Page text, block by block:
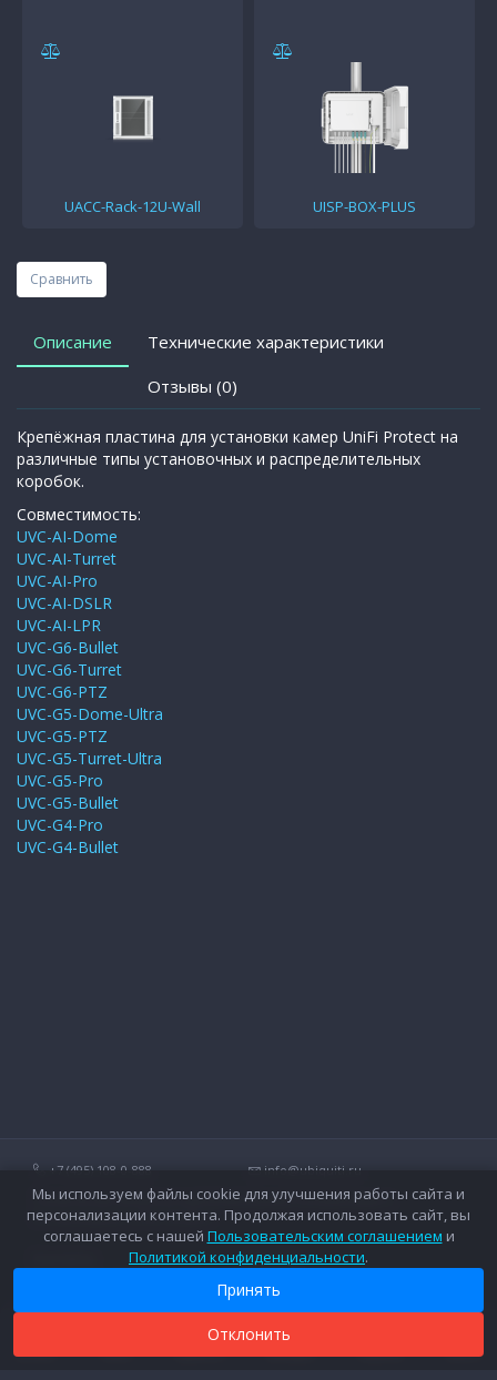
0
UACC-Rack-12U-Wall UISP-BOX-PLUS
Сравнить
Описание
Технические характеристики
Отзывы (0)
Крепёжная пластина для установки камер UniFi Protect на
различные типы установочных и распределительных
коробок.
Совместимость:
UVC-AI-Dome
UVC-AI-Turret
UVC-AI-Pro
UVC-AI-DSLR
UVC-AI-LPR
UVC-G6-Bullet
UVC-G6-Turret
UVC-G6-PTZ
UVC-G5-Dome-Ultra
UVC-G5-PTZ
UVC-G5-Turret-Ultra
UVC-G5-Pro
UVC-G5-Bullet
UVC-G4-Pro
UVC-G4-Bullet
+7 (495) 108-0-888
info@ubiquiti.ru
Технические вопросы и дополнительные консультации о
беспроводных сетях Ubiquiti.
Оплата
Мы используем файлы cookie для улучшения работы сайта и
персонализации контента. Продолжая использовать сайт, вы
соглашаетесь с нашей Пользовательским соглашением и
Политикой конфиденциальности.
Принять
Отклонить